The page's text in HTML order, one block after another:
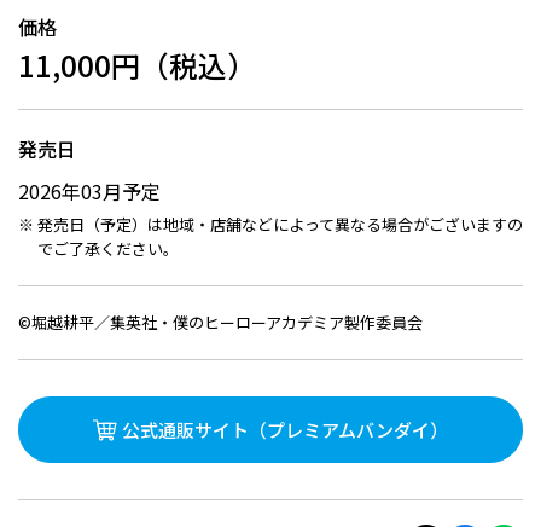
価格
11,000円（税込）
発売日
2026年03月予定
発売日（予定）は地域・店舗などによって異なる場合がございますの
でご了承ください。
©堀越耕平／集英社・僕のヒーローアカデミア製作委員会
公式通販サイト （プレミアムバンダイ）